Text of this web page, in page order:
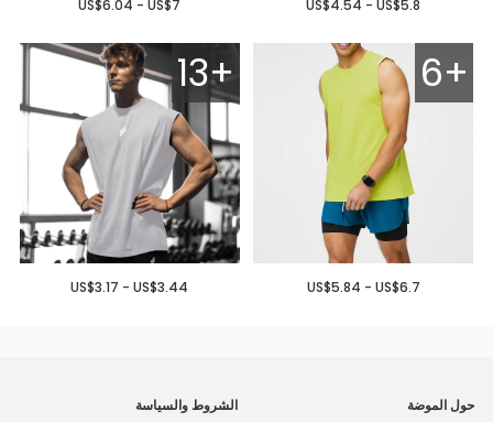
US$4.54 - US$5.8
US$6.04 - US$7
6+
US$5.84 - US$6.7
13+
US$3.17 - US$3.44
حول الموضة الشروط والسياسة